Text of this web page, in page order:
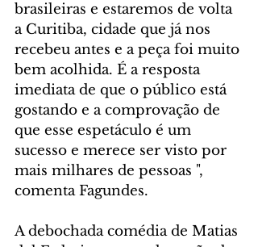
brasileiras e estaremos de volta
a Curitiba, cidade que já nos
recebeu antes e a peça foi muito
bem acolhida. É a resposta
imediata de que o público está
gostando e a comprovação de
que esse espetáculo é um
sucesso e merece ser visto por
mais milhares de pessoas ",
comenta Fagundes.
A debochada comédia de Matias